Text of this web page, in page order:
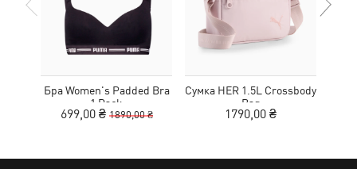
Бра Women's Padded Bra
1 Pack
699,00 ₴ 1890,00 ₴
Сумка HER 1.5L Crossbody
Bag
1790,00 ₴